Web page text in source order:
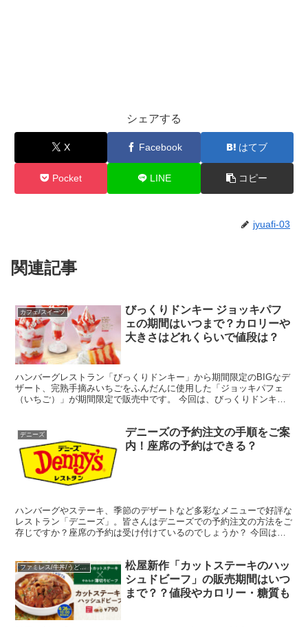
シェアする
X Facebook はてブ
Pocket LINE コピー
jyuafi-03
関連記事
カフェ/スイーツ
びっくりドンキー ジョッキパフ
ェの期間はいつまで？カロリーや
大きさはどれくらいで値段は？
ハンバーグレストラン「びっくりドンキー」から期間限定のBIGなデ
ザート、完熟手摘みいちごをふんだんに使用した「ジョッキパフェ
（いちご）」が期間限定で販売中です。 今回は、びっくりドンキー
デニーズ
デニーズの予約注文の手順をご案
内！座席の予約はできる？
ハンバーグやステーキ、季節のデザートなど多彩なメニューで好評な
レストラン「デニーズ」。皆さんはデニーズでの予約注文の方法をご
存じですか？座席の予約は受け付けているのでしょうか？ 今回は、
ファミレス/牛丼/うどん/中華
松屋新作「カットステーキのハッ
シュドビーフ」の販売期間はいつ
まで？？値段やカロリー・糖質も